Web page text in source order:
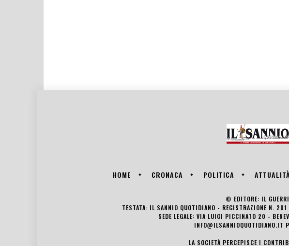
HOME CRONACA POLITICA ATTUALITÀ
© EDITORE: IL
TESTATA: IL SANNIO QUOTIDIANO - REGISTRAZIONE N.
SEDE LEGALE: VIA LUIGI PICCINATO 20 -
LA SOCIETÀ PERCEPISCE I